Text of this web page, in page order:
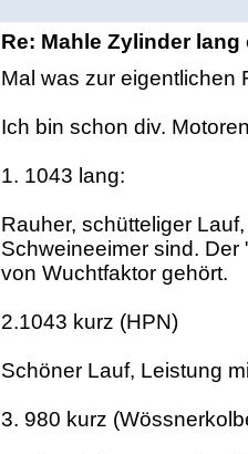
Re: Mahle Zylinder
Mal was zur eigentlichen
Ich bin schon div.
1. 1043 lang:
Rauher, schütteliger
Schweineeimer sind.
von Wuchtfaktor gehört.
2.1043 kurz (HPN)
Schöner Lauf, Leistung
3. 980 kurz